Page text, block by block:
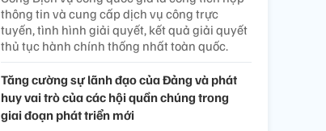
thông tin và cung cấp dịch vụ công trực
tuyến, tình hình giải quyết, kết quả giải quyết
thủ tục hành chính thống nhất toàn quốc.
Tăng cường sự lãnh đạo của Đảng và phát
huy vai trò của các hội quần chúng trong
giai đoạn phát triển mới